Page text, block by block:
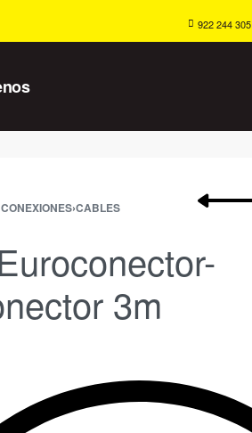
922 244 305
CONEXIONES›CABLES
3m